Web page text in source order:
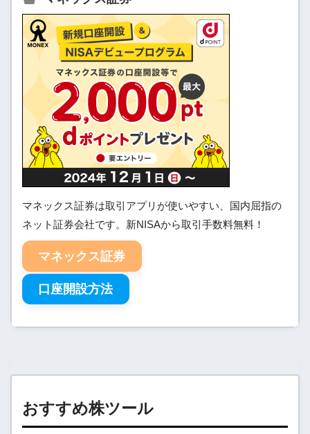
マネックス証券は取引アプリが使いやすい、国内屈指の
ネット証券会社です。新NISAから取引手数料無料！
マネックス証券
口座開設方法
おすすめ株ツール